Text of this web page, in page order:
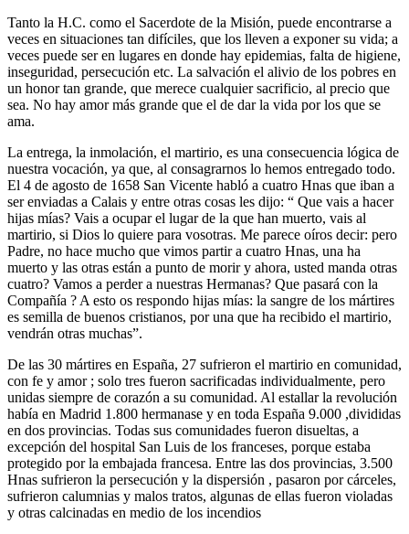
Tanto la H.C. como el Sacerdote de la Misión, puede encontrarse a
veces en situaciones tan difíciles, que los lleven a exponer su vida; a
veces puede ser en lugares en donde hay epidemias, falta de higiene,
inseguridad, persecución etc. La salvación el alivio de los pobres en
un honor tan grande, que merece cualquier sacrificio, al precio que
sea. No hay amor más grande que el de dar la vida por los que se
ama.
La entrega, la inmolación, el martirio, es una consecuencia lógica de
nuestra vocación, ya que, al consagrarnos lo hemos entregado todo.
El 4 de agosto de 1658 San Vicente habló a cuatro Hnas que iban a
ser enviadas a Calais y entre otras cosas les dijo: “ Que vais a hacer
hijas mías? Vais a ocupar el lugar de la que han muerto, vais al
martirio, si Dios lo quiere para vosotras. Me parece oíros decir: pero
Padre, no hace mucho que vimos partir a cuatro Hnas, una ha
muerto y las otras están a punto de morir y ahora, usted manda otras
cuatro? Vamos a perder a nuestras Hermanas? Que pasará con la
Compañía ? A esto os respondo hijas mías: la sangre de los mártires
es semilla de buenos cristianos, por una que ha recibido el martirio,
vendrán otras muchas”.
De las 30 mártires en España, 27 sufrieron el martirio en comunidad,
con fe y amor ; solo tres fueron sacrificadas individualmente, pero
unidas siempre de corazón a su comunidad. Al estallar la revolución
había en Madrid 1.800 hermanase y en toda España 9.000 ,divididas
en dos provincias. Todas sus comunidades fueron disueltas, a
excepción del hospital San Luis de los franceses, porque estaba
protegido por la embajada francesa. Entre las dos provincias, 3.500
Hnas sufrieron la persecución y la dispersión , pasaron por cárceles,
sufrieron calumnias y malos tratos, algunas de ellas fueron violadas
y otras calcinadas en medio de los incendios